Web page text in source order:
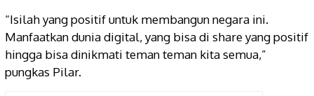
“Isilah yang positif untuk membangun negara ini.
Manfaatkan dunia digital, yang bisa di share yang positif
hingga bisa dinikmati teman teman kita semua,”
pungkas Pilar.